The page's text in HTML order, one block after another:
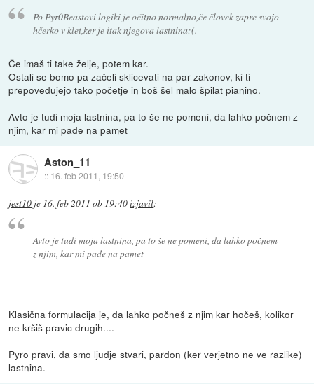
Po Pyr0Beastovi logiki je očitno normalno,če človek zapre svojo
hčerko v klet,ker je itak njegova lastnina:(.
Če imaš ti take želje, potem kar.
Ostali se bomo pa začeli sklicevati na par zakonov, ki ti
prepovedujejo tako početje in boš šel malo špilat pianino.
Avto je tudi moja lastnina, pa to še ne pomeni, da lahko počnem z
njim, kar mi pade na pamet
Aston_11
:: 16. feb 2011, 19:50
jest10 je 16. feb 2011 ob 19:40izjavil:
Avto je tudi moja lastnina, pa to še ne pomeni, da lahko počnem
z njim, kar mi pade na pamet
Klasična formulacija je, da lahko počneš z njim kar hočeš, kolikor
ne kršiš pravic drugih....
Pyro pravi, da smo ljudje stvari, pardon (ker verjetno ne ve razlike)
lastnina.